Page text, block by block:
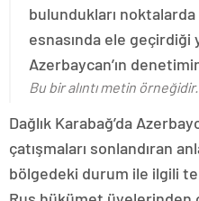
bulundukları
esnasında ele
Azerbaycan’ın
Bu bir alıntı metin örneğidir.
Dağlık Karabağ’da
çatışmaları sonlandıran
bölgedeki durum ile ilgili